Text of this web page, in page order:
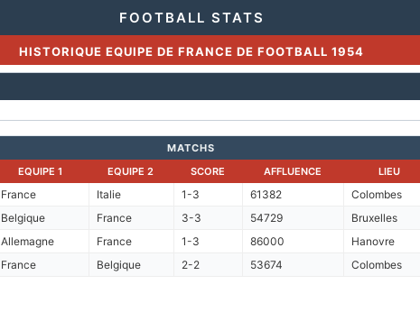
FOOTBALL STATS
HISTORIQUE EQUIPE DE FRANCE DE FOOTBALL 1954
MATCHS
EQUIPE 1 EQUIPE 2 SCORE AFFLUENCE LIEU
France Italie 1-3 61382 Colombes
Belgique France 3-3 54729
Bruxelles
Allemagne France 1-3 86000
Hanovre
France Belgique 2-2 53674 Colombes